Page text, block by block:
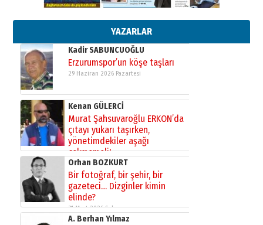
YAZARLAR
Başkan Sekmen’den Erzurum’a
bir vizyon proje daha!
02 Ağustos 2026 Pazar
Kadir SABUNCUOĞLU
Erzurumspor’un köşe taşları
29 Haziran 2026 Pazartesi
Kenan GÜLERCİ
Murat Şahsuvaroğlu ERKON’da
çıtayı yukarı taşırken,
yönetimdekiler aşağı
çekmemeli!
17 Şubat 2026 SalıOrhan BOZKURT
Bir fotoğraf, bir şehir, bir
gazeteci… Dizginler kimin
elinde?
31 Mart 2026 Salı
A. Berhan Yılmaz